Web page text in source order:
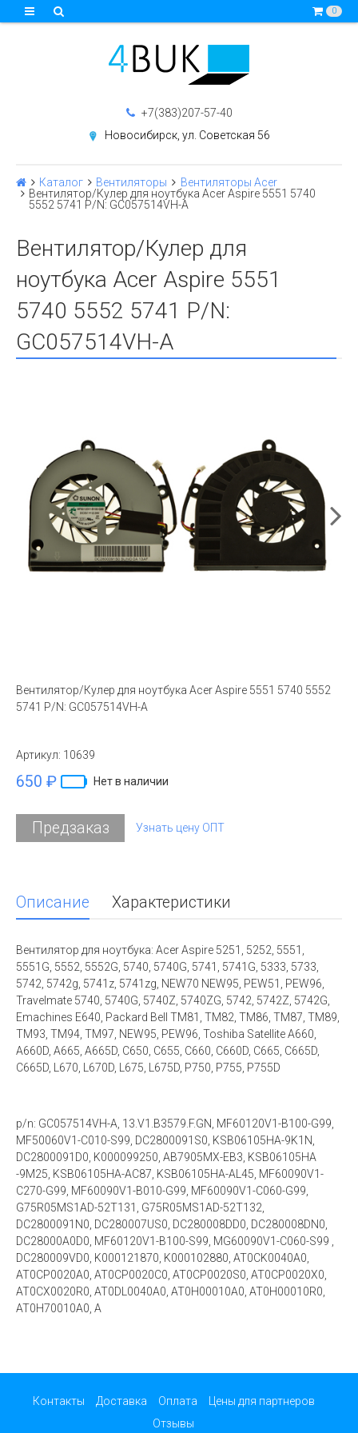
0
+7(383)207-57-40
Новосибирск, ул. Советская 56
Каталог Вентиляторы
Вентиляторы Acer
Вентилятор/Кулер для ноутбука Acer Aspire 5551 5740
5552 5741 P/N: GC057514VH-A
Вентилятор/Кулер для
ноутбука Acer Aspire 5551
5740 5552 5741 P/N:
GC057514VH-A
Вентилятор/Кулер для ноутбука Acer Aspire 5551 5740 5552
5741 P/N: GC057514VH-A
Артикул: 10639
650 ₽ Нет в наличии
Предзаказ Узнать цену ОПТ
Описание Характеристики
Вентилятор для ноутбука: Acer Aspire 5251, 5252, 5551,
5551G, 5552, 5552G, 5740, 5740G, 5741, 5741G, 5333, 5733,
5742, 5742g, 5741z, 5741zg, NEW70 NEW95, PEW51, PEW96,
Travelmate 5740, 5740G, 5740Z, 5740ZG, 5742, 5742Z, 5742G,
Emachines E640, Packard Bell TM81, TM82, TM86, TM87, TM89,
TM93, TM94, TM97, NEW95, PEW96, Toshiba Satellite A660,
A660D, A665, A665D, C650, C655, C660, C660D, C665, C665D,
C665D, L670, L670D, L675, L675D, P750, P755, P755D
p/n: GC057514VH-A, 13.V1.B3579.F.GN, MF60120V1-B100-G99,
MF50060V1-C010-S99, DC2800091S0, KSB06105HA-9K1N,
DC2800091D0, K000099250, AB7905MX-EB3, KSB06105HA
-9M25, KSB06105HA-AC87, KSB06105HA-AL45, MF60090V1-
C270-G99, MF60090V1-B010-G99, MF60090V1-C060-G99,
G75R05MS1AD-52T131, G75R05MS1AD-52T132,
DC2800091N0, DC280007US0, DC280008DD0, DC280008DN0,
DC28000A0D0, MF60120V1-B100-S99, MG60090V1-C060-S99 ,
DC280009VD0, K000121870, K000102880, AT0CK0040A0,
AT0CP0020A0, AT0CP0020C0, AT0CP0020S0, AT0CP0020X0,
AT0CX0020R0, AT0DL0040A0, AT0H00010A0, AT0H00010R0,
AT0H70010A0, A
Контакты Доставка Оплата
Цены для партнеров
Отзывы